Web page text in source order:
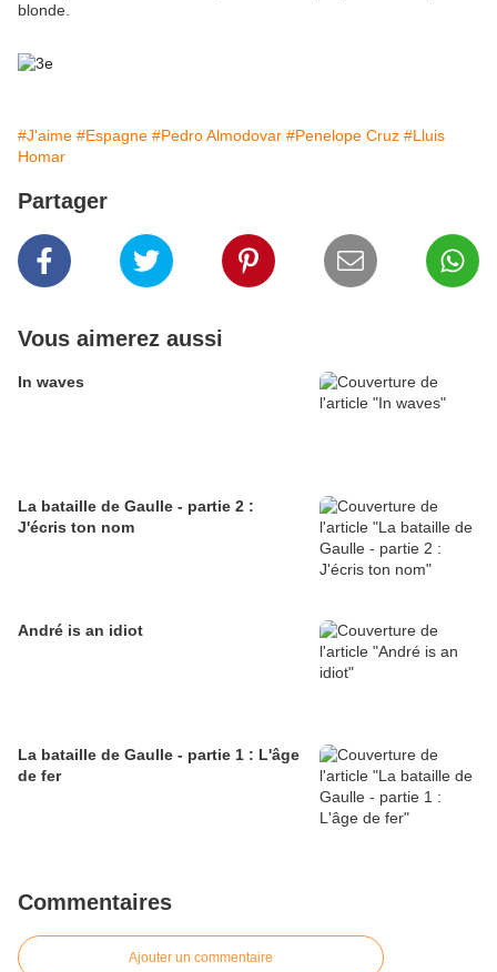
blonde.
#J'aime #Espagne #Pedro Almodovar #Penelope Cruz #Lluis
Homar
Partager
Vous aimerez aussi
In waves
La bataille de Gaulle - partie 2 :
J'écris ton nom
André is an idiot
La bataille de Gaulle - partie 1 : L'âge
de fer
Commentaires
Ajouter un commentaire